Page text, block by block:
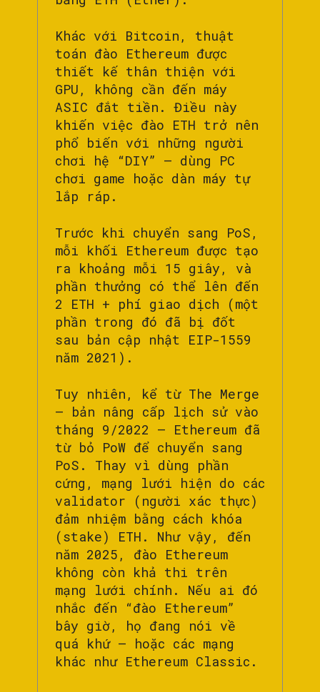
Khác với Bitcoin, thuật
toán đào Ethereum được
thiết kế thân thiện với
GPU, không cần đến máy
ASIC đắt tiền. Điều này
khiến việc đào ETH trở nên
phổ biến với những người
chơi hệ “DIY” – dùng PC
chơi game hoặc dàn máy tự
lắp ráp.
Trước khi chuyển sang PoS,
mỗi khối Ethereum được tạo
ra khoảng mỗi 15 giây, và
phần thưởng có thể lên đến
2 ETH + phí giao dịch (một
phần trong đó đã bị đốt
sau bản cập nhật EIP-1559
năm 2021).
Tuy nhiên, kể từ The Merge
– bản nâng cấp lịch sử vào
tháng 9/2022 – Ethereum đã
từ bỏ PoW để chuyển sang
PoS. Thay vì dùng phần
cứng, mạng lưới hiện do các
validator (người xác thực)
đảm nhiệm bằng cách khóa
(stake) ETH. Như vậy, đến
năm 2025, đào Ethereum
không còn khả thi trên
mạng lưới chính. Nếu ai đó
nhắc đến “đào Ethereum”
bây giờ, họ đang nói về
quá khứ – hoặc các mạng
khác như Ethereum Classic.